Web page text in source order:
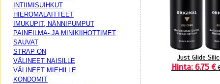
INTIIMISUIHKUT
HIEROMALAITTEET
IMUKUPIT, NÄNNIPUMPUT
PAINEILMA- JA MINIKIIHOTTIMET
SAUVAT
STRAP-ON
VÄLINEET NAISILLE
VÄLINEET MIEHILLE
KONDOMIT
Just Glide
Hinta: 6.75 €